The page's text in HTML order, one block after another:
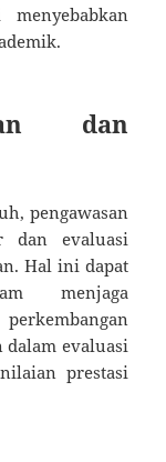
dan
pengawasan
dan evaluasi
Hal ini dapat
menjaga
dalam evaluasi
prestasi